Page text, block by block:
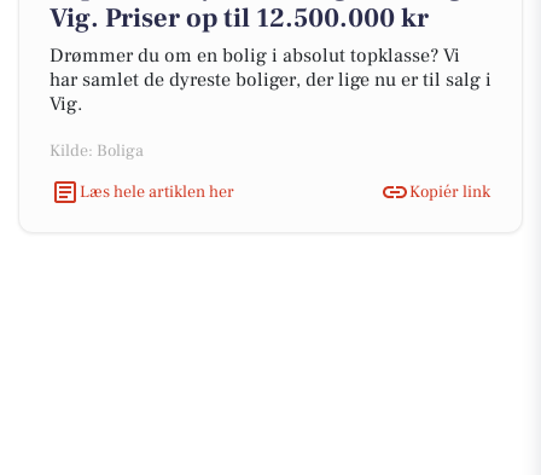
Vig. Priser op til 12.500.000 kr
Drømmer du om en bolig i absolut topklasse? Vi
har samlet de dyreste boliger, der lige nu er til salg i
Vig.
Kilde: Boliga
Læs hele artiklen her
Kopiér link